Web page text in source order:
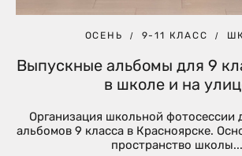
ОСЕНЬ 9-11 КЛАСС
Выпускные альбомы для 9
в школе и на
Организация школьной фотосессии
альбомов 9 класса в Красноярске.
пространство школы...